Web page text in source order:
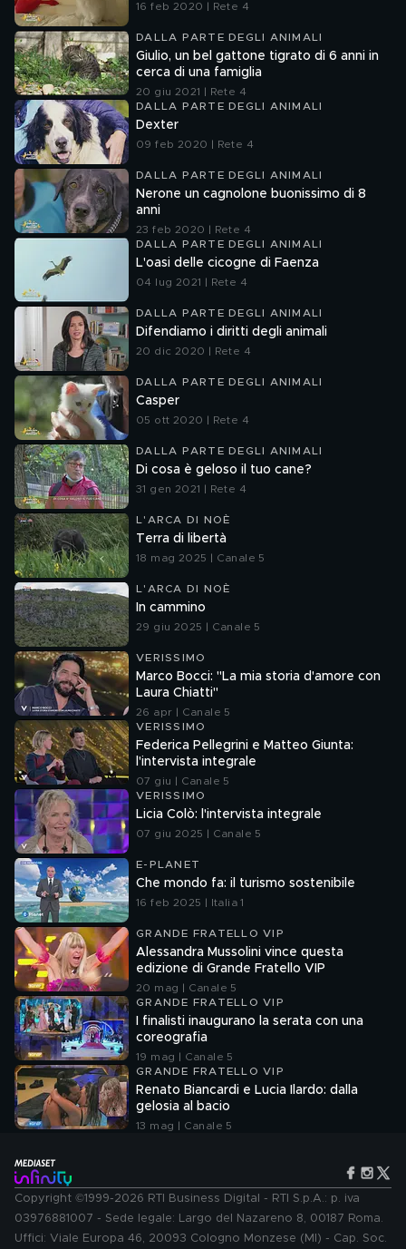
16 feb 2020 | Rete 4
DALLA PARTE DEGLI ANIMALI
Giulio, un bel gattone tigrato di 6 anni in
cerca di una famiglia
20 giu 2021 | Rete 4
DALLA PARTE DEGLI ANIMALI
Dexter
09 feb 2020 | Rete 4
DALLA PARTE DEGLI ANIMALI
Nerone un cagnolone buonissimo di 8
anni
23 feb 2020 | Rete 4
DALLA PARTE DEGLI ANIMALI
L'oasi delle cicogne di Faenza
04 lug 2021 | Rete 4
DALLA PARTE DEGLI ANIMALI
Difendiamo i diritti degli animali
20 dic 2020 | Rete 4
DALLA PARTE DEGLI ANIMALI
Casper
05 ott 2020 | Rete 4
DALLA PARTE DEGLI ANIMALI
Di cosa è geloso il tuo cane?
31 gen 2021 | Rete 4
L'ARCA DI NOÈ
Terra di libertà
18 mag 2025 | Canale 5
L'ARCA DI NOÈ
In cammino
29 giu 2025 | Canale 5
VERISSIMO
Marco Bocci: "La mia storia d'amore con
Laura Chiatti"
26 apr | Canale 5
VERISSIMO
Federica Pellegrini e Matteo Giunta:
l'intervista integrale
07 giu | Canale 5
VERISSIMO
Licia Colò: l'intervista integrale
07 giu 2025 | Canale 5
E-PLANET
Che mondo fa: il turismo sostenibile
16 feb 2025 | Italia 1
GRANDE FRATELLO VIP
Alessandra Mussolini vince questa
edizione di Grande Fratello VIP
20 mag | Canale 5
GRANDE FRATELLO VIP
I finalisti inaugurano la serata con una
coreografia
19 mag | Canale 5
GRANDE FRATELLO VIP
Renato Biancardi e Lucia Ilardo: dalla
gelosia al bacio
13 mag | Canale 5
Copyright ©1999-2026 RTI Business Digital - RTI S.p.A.: p. iva
03976881007 - Sede legale: Largo del Nazareno 8, 00187 Roma.
Uffici: Viale Europa 46, 20093 Cologno Monzese (MI) - Cap. Soc.